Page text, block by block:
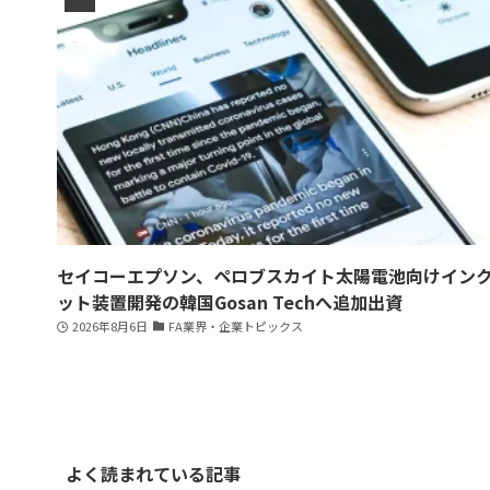
セイコーエプソン、ペロブスカイト太陽電池向けイン
ット装置開発の韓国Gosan Techへ追加出資
2026年8月6日 FA業界・企業トピックス
よく読まれている記事